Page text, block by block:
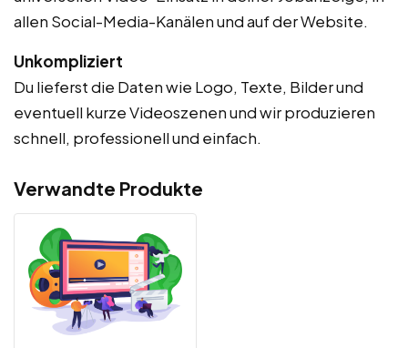
allen Social-Media-Kanälen und auf der Website.
Unkompliziert
Du lieferst die Daten wie Logo, Texte, Bilder und
eventuell kurze Videoszenen und wir produzieren
schnell, professionell und einfach.
Verwandte Produkte